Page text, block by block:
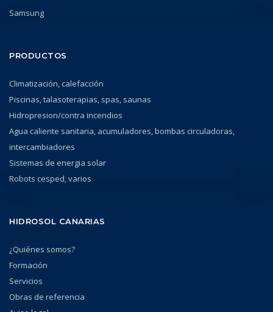
Samsung
PRODUCTOS
Climatización, calefacción
Piscinas, talasoterapias, spas, saunas
Hidropresion/contra incendios
Agua caliente sanitaria, acumuladores, bombas circuladoras,
intercambiadores
Sistemas de energia solar
Robots cesped, varios
HIDROSOL CANARIAS
¿Quiénes somos?
Formación
Servicios
Obras de referencia